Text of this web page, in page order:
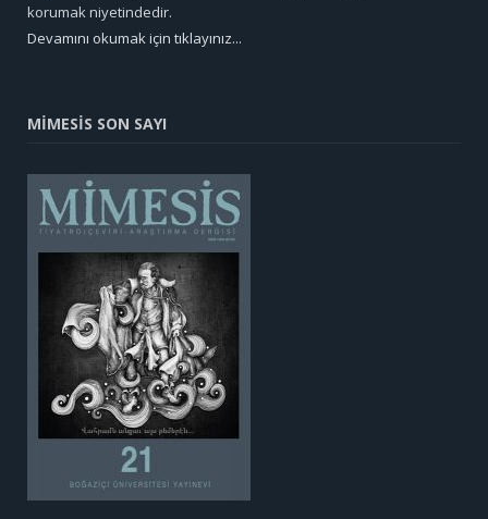
korumak niyetindedir.
Devamını okumak için tıklayınız...
MİMESİS SON SAYI